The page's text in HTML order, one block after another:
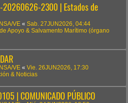
20260626-2300 | Estados de
VE « Sab. 27JUN2026, 04:44
Apoyo & Salvamento Marítimo (órgano
VE « Vie. 26JUN2026, 17:30
& Noticias
| COMUNICADO PÚBLICO